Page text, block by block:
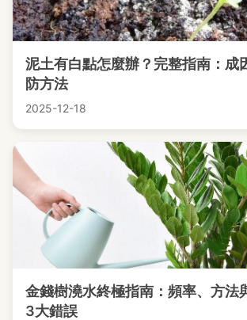
泥土有白點怎麼辦？完整指南：成
防方法
2025-12-18
金錢樹澆水終極指南：頻率、方法
3大錯誤